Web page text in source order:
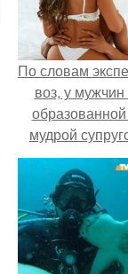
По словам
воз, у мужчин
мудрой
вероятность
смерти якобы
46% ниже.